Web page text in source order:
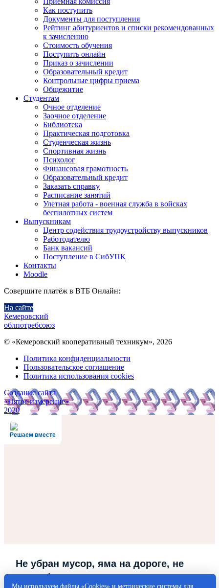
Как поступить
Документы для поступления
Рейтинг абитуриентов и списки рекомендованных
к зачислению
Стоимость обучения
Поступить онлайн
Приказ о зачислении
Образовательный кредит
Контрольные цифры приема
Общежитие
Студентам
Очное отделение
Заочное отделение
Библиотека
Практическая подготовка
Студенческая жизнь
Спортивная жизнь
Психолог
Финансовая грамотность
Образовательный кредит
Заказать справку
Расписание занятий
Улетная работа - военная служба в войсках
беспилотных систем
Выпускникам
Центр содействия трудоустройству выпускников
Работодателю
Банк вакансий
Поступление в СибУПК
Контакты
Moodle
Совершите платёж в ВТБ Онлайн:
На сайте
Кемеровский
облпотребсоюз
© «Кемеровский кооперативный техникум», 2026
Политика конфиденциальности
Пользовательское соглашение
Политика использования cookies
Создание сайта
«Пятое измерение»
2020
Решаем вместе
Не убран мусор, яма на дороге, не
горит фонарь?
Мы используем файлы «Cookies» и метрические системы для